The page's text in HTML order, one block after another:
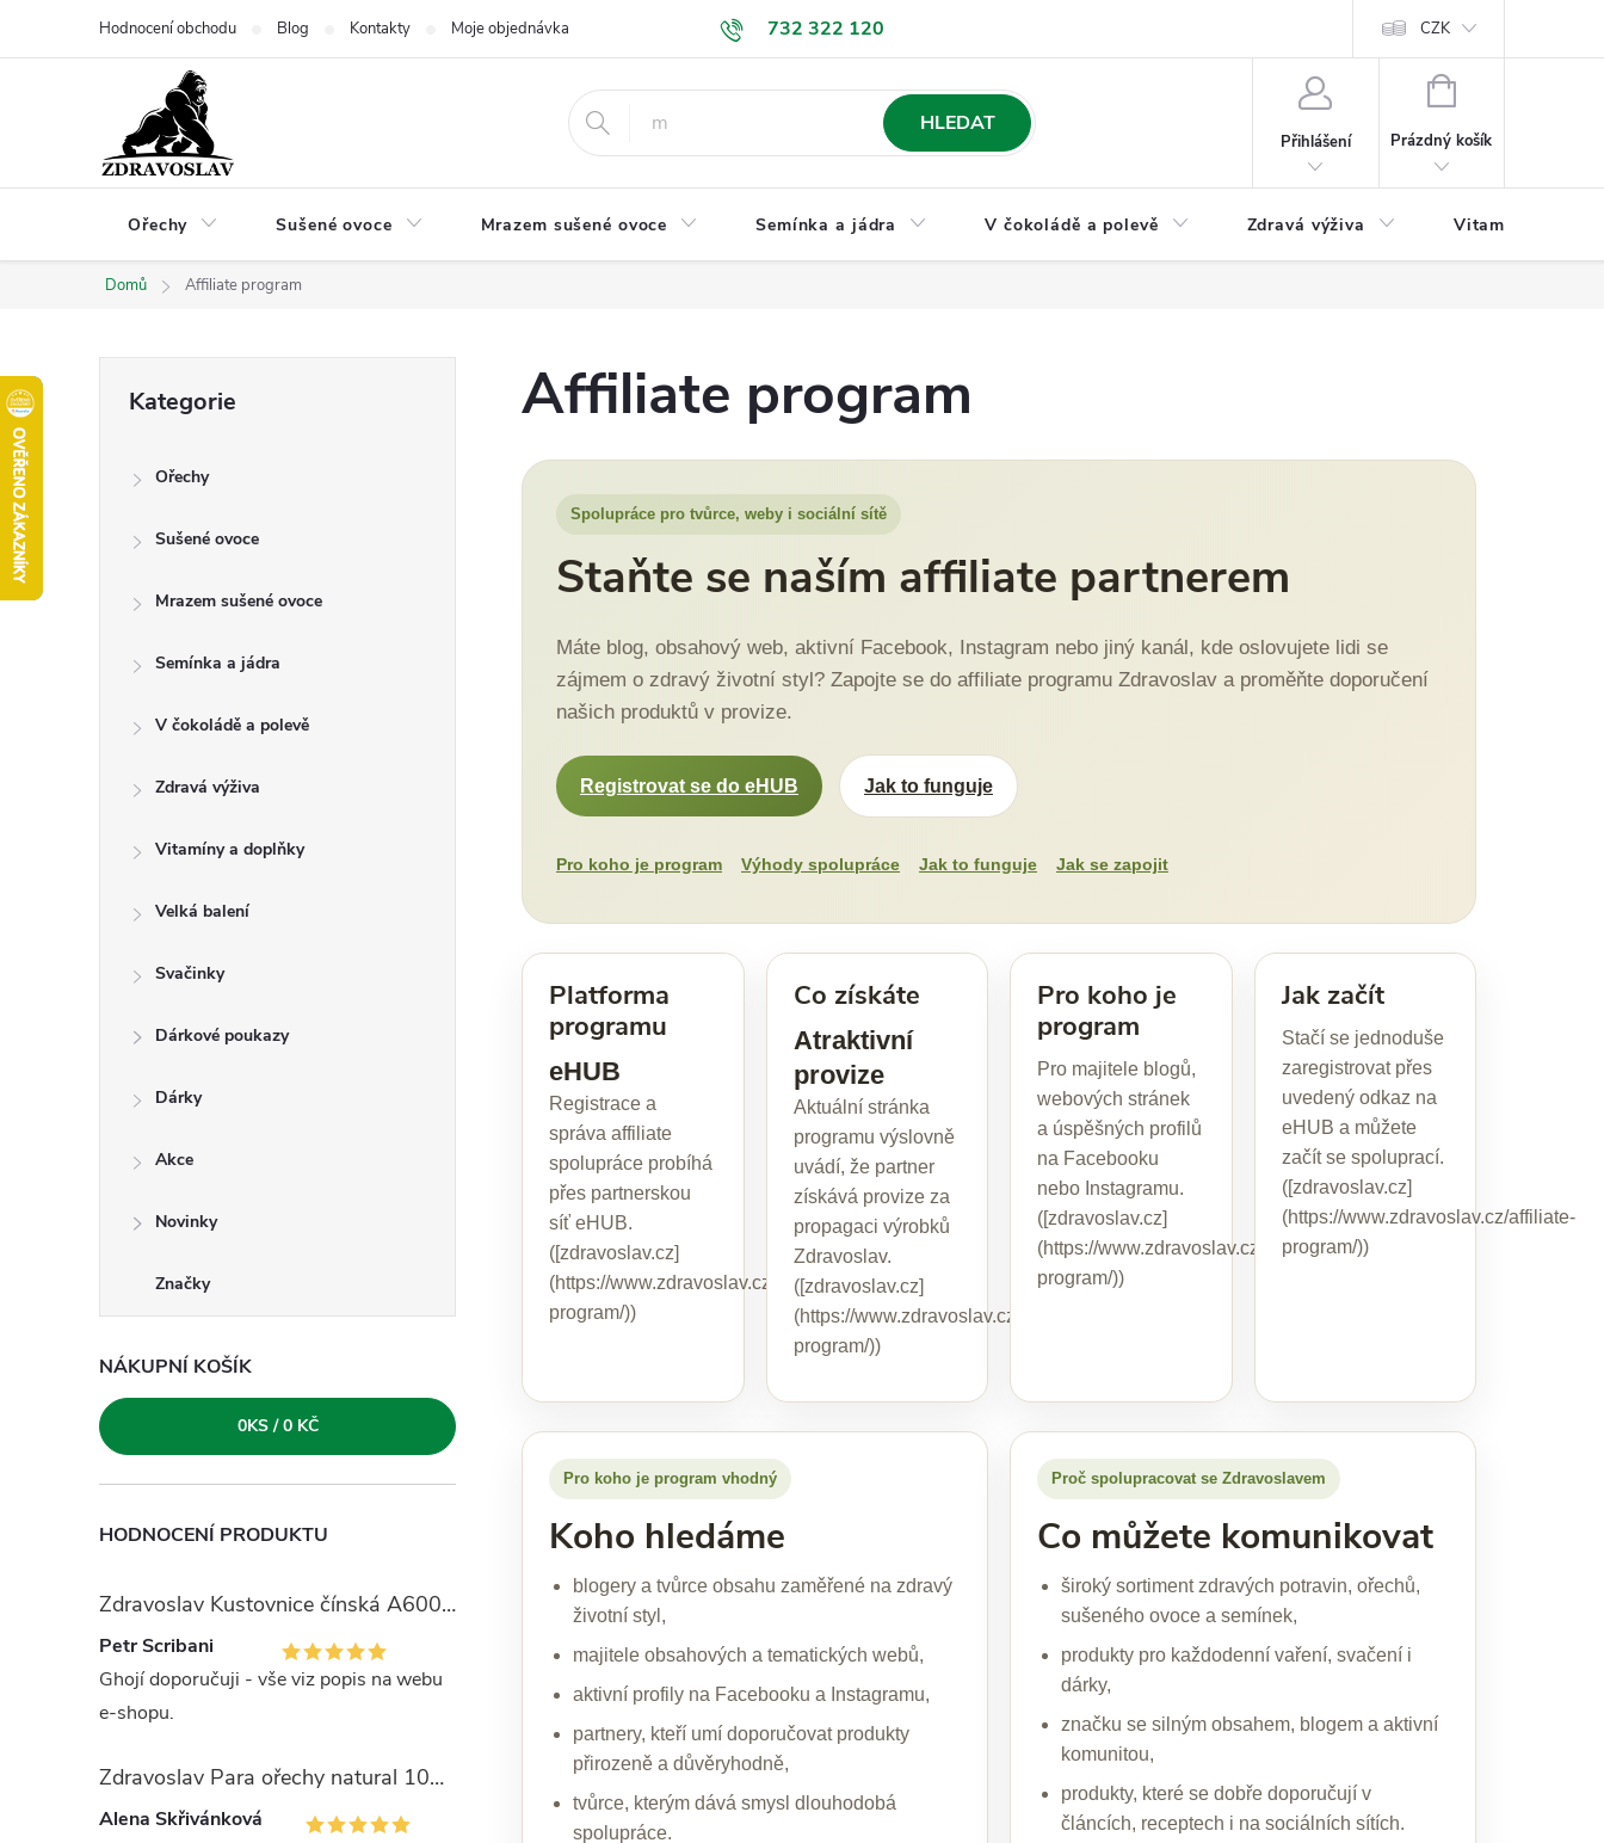
732 322 120
Hodnocení obchodu Blog Kontakty Moje objednávka GDPR a ochrana osobních údajů Jak nakupovat Formulář pro odstoupení od
CZK
HLEDAT
Přihlášení
NÁKUPNÍ
Prázdný košík
Ořechy Sušené ovoce Mrazem sušené ovoce Semínka a jádra V čokoládě a polevě Zdravá výživa Vitamíny a
Domů Affiliate program
kategorie
Kategorie
Ořechy
Sušené ovoce
Mrazem sušené ovoce
Semínka a jádra
V čokoládě a polevě
Zdravá výživa
Vitamíny a doplňky
Velká balení
Svačinky
Dárkové poukazy
Dárky
Akce
Novinky
Značky
NÁKUPNÍ KOŠÍK
0KS /0 KČ
HODNOCENÍ PRODUKTU
Zdravoslav Kustovnice čínská A600 - GOJI 1000 g
Petr Scribani
Ghojí doporučuji - vše viz popis na webu
e-shopu.
Zdravoslav Para ořechy natural 1000 g
Alena Skřivánková
Affiliate program
Spolupráce pro tvůrce, weby i sociální sítě
Staňte se naším affiliate partnerem
Máte blog, obsahový web, aktivní Facebook, Instagram nebo jiný kanál, kde oslovujete lidi se
zájmem o zdravý životní styl? Zapojte se do affiliate programu Zdravoslav a proměňte doporučení
našich produktů v provize.
Registrovat se do eHUB Jak to funguje
Pro koho je program Výhody spolupráce Jak to funguje Jak se zapojit
Platforma
programu
eHUB
Registrace a
správa affiliate
spolupráce probíhá
přes partnerskou
síť eHUB.
([zdravoslav.cz]
(https://www.zdravoslav.cz/affiliate-
program/))
Co získáte
Atraktivní
provize
Aktuální stránka
programu výslovně
uvádí, že partner
získává provize za
propagaci výrobků
Zdravoslav.
([zdravoslav.cz]
(https://www.zdravoslav.cz/affiliate-
program/))
Pro koho je
program
Pro majitele blogů,
webových stránek
a úspěšných profilů
na Facebooku
nebo Instagramu.
([zdravoslav.cz]
(https://www.zdravoslav.cz/affiliate-
program/))
Jak začít
Stačí se jednoduše
zaregistrovat přes
uvedený odkaz na
eHUB a můžete
začít se spoluprací.
([zdravoslav.cz]
(https://www.zdravoslav.cz/affiliate-
program/))
Pro koho je program vhodný
Koho hledáme
blogery a tvůrce obsahu zaměřené na zdravý
životní styl,
majitele obsahových a tematických webů,
aktivní profily na Facebooku a Instagramu,
partnery, kteří umí doporučovat produkty
přirozeně a důvěryhodně,
tvůrce, kterým dává smysl dlouhodobá
spolupráce.
Proč spolupracovat se Zdravoslavem
Co můžete komunikovat
široký sortiment zdravých potravin, ořechů,
sušeného ovoce a semínek,
produkty pro každodenní vaření, svačení i
dárky,
značku se silným obsahem, blogem a aktivní
komunitou,
produkty, které se dobře doporučují v
článcích, receptech i na sociálních sítích.